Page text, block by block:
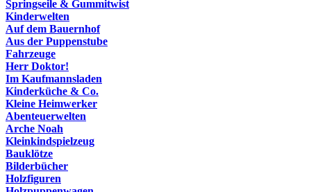
Springseile & Gummitwist
Kinderwelten
Auf dem Bauernhof
Aus der Puppenstube
Fahrzeuge
Herr Doktor!
Im Kaufmannsladen
Kinderküche & Co.
Kleine Heimwerker
Abenteuerwelten
Arche Noah
Kleinkindspielzeug
Bauklötze
Bilderbücher
Holzfiguren